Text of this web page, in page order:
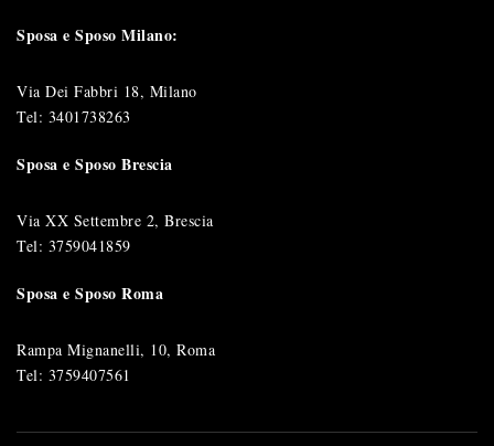
Sposa e Sposo Milano:
Via Dei Fabbri 18, Milano
Tel: 3401738263
Sposa e Sposo Brescia
Via XX Settembre 2, Brescia
Tel: 3759041859
Sposa e Sposo Roma
Rampa Mignanelli, 10, Roma
Tel: 3759407561